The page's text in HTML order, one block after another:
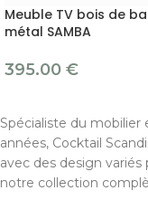
Meuble TV bois de
métal SAMBA
395.00 €
Spécialiste du mobilier
années, Cocktail
avec des design
notre collection